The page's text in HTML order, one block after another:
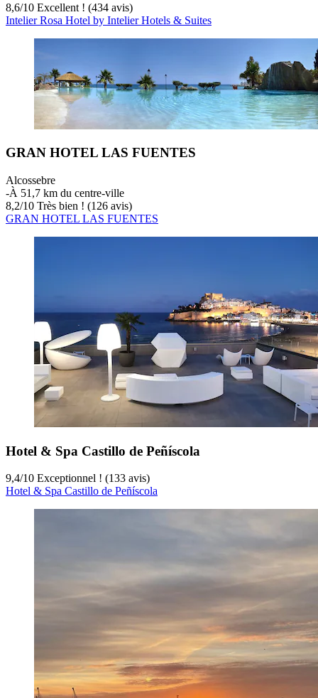
8,6/10 Excellent ! (434 avis)
Intelier Rosa Hotel by Intelier Hotels & Suites
GRAN HOTEL LAS FUENTES
Alcossebre
‐À 51,7 km du centre-ville
8,2/10 Très bien ! (126 avis)
GRAN HOTEL LAS FUENTES
Hotel & Spa Castillo de Peñíscola
9,4/10 Exceptionnel ! (133 avis)
Hotel & Spa Castillo de Peñíscola